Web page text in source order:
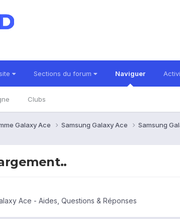
Sections du forum Naviguer
Clubs
Galaxy Ace Samsung Galaxy Ace Samsung
Ace - Aides, Questions & Réponses